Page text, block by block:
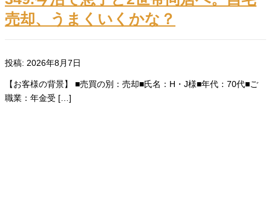
売却、うまくいくかな？
投稿: 2026年8月7日
【お客様の背景】 ■売買の別：売却■氏名：H・J様■年代：70代■ご
職業：年金受 […]